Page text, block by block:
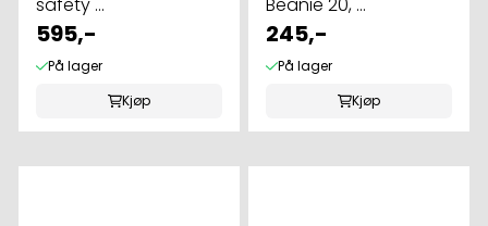
safety ...
595,-
På lager
Kjøp
Beanie 20, ...
245,-
På lager
Kjøp